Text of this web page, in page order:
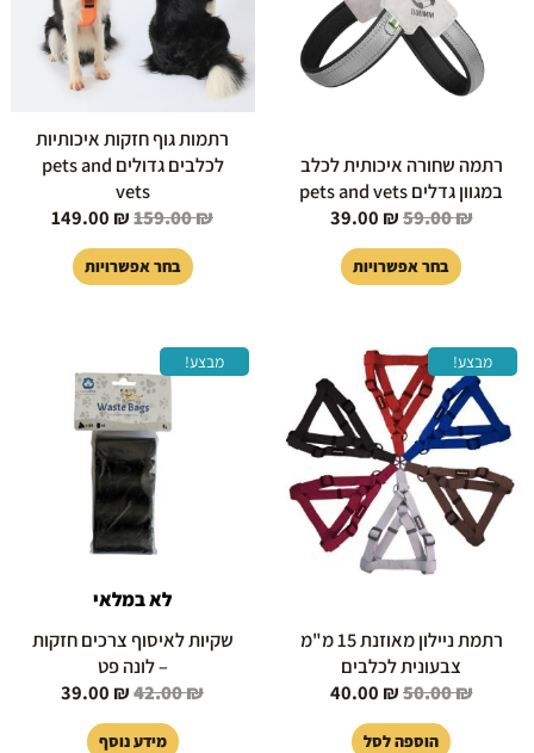
רתמה שחורה איכותית לכלב
במגוון גדלים pets and vets
59.00₪
39.00 ₪
בחר אפשרויות
ניתן
לבחור
את
האפשרויות
רתמות גוף חזקות איכותיות
לכלבים גדולים pets and
vets
159.00₪
149.00 ₪
בחר אפשרויות
ניתן
לבחור
האפשרויות
המוצר
מבצע!
רתמת ניילון מאוזנת 15 מ"מ
צבעונית לכלבים
50.00₪
המחיר
המקורי
היה:
50.00 ₪.
40.00 ₪
הנוכחי
הוא:
40.00 ₪.
הוספה לסל
מבצע!
לא במלאי
שקיות לאיסוף צרכים חזקות
– לונה פט
42.00₪
המקורי
היה:
42.00 ₪.
39.00 ₪
מידע נוסף